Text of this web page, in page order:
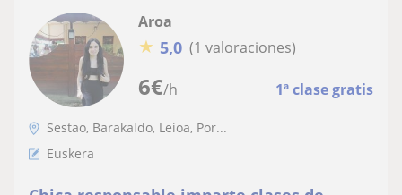
6€/h 1ª clase gratis
Aroa
★ 5,0 (1 valoraciones)
Sestao, Barakaldo, Leioa, Por...
Euskera